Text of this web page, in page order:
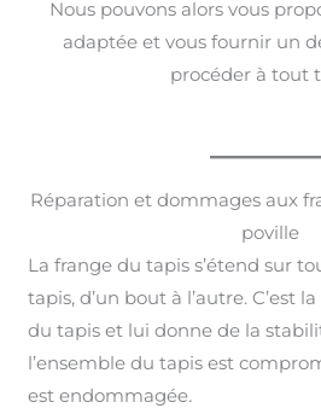
Nous pouvons alors vous
adaptée et vous fournir un
procéder à tout
Réparation et dommages aux
poville
La frange du tapis s’étend sur
tapis, d’un bout à l’autre. C’est
du tapis et lui donne de la
l’ensemble du tapis est
est endommagée.